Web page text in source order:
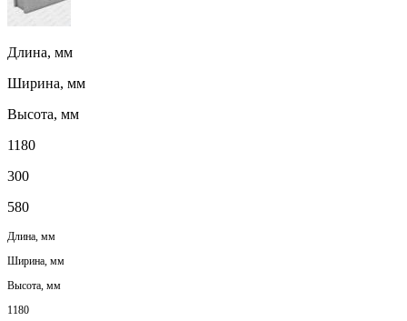
Длина, мм
Ширина, мм
Высота, мм
1180
300
580
Длина, мм
Ширина, мм
Высота, мм
1180